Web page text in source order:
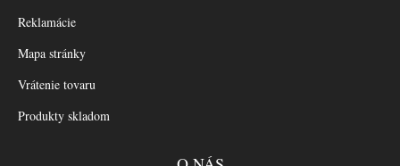
Reklamácie
Mapa stránky
Vrátenie tovaru
Produkty skladom